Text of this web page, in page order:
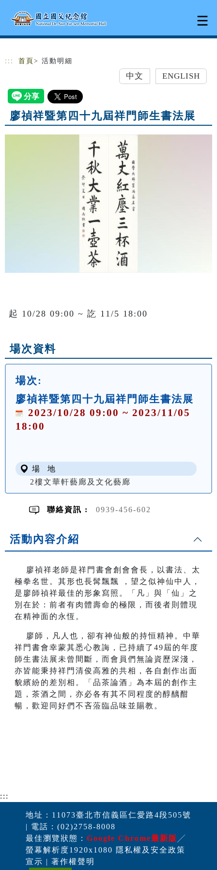
::: 首頁 > 活動明細
中文 ENGLISH
廖禎祥暨第四十九屆祥門師生書法展
起 10/28 09:00 ~ 訖 11/5 18:00
場次資料
場次:
廖禎祥暨第四十九屆祥門師生書法展
2023/10/28 09:00 ~ 2023/11/05
18:00
場 地
2樓文華軒藝廊及文化藝廊
聯絡資訊 : 0939-456-602
活動內容介紹
廖禎祥老師是祥門書會創會會長，以書法、太
極拳名世。其形也長髯飄飄 ，望之似神仙中人，
是廖師禎祥最佳的形象寫照。「凡」與「仙」之
別在於：前者有肉體壽命的極限，而後者則體現
在精神面的永恆。
廖師，凡人也，卻有神仙般的持恒精神。中華
祥門書會幸蒙其悉心教誨，已持續了49屆的年度
師生書法展未曾間斷，而會員們無論資歷深淺，
亦皆能秉持祥門清俊高雅的共相，各自創作出面
貌繽紛的差別相。「品茶論酒」為本屆的創作主
題，茶酒之間，亦必各有其不同程度的醇醨酣
暢，歡迎同好們不吝蒞臨品味並賜教。
:::
地址：11073臺北市信義區仁愛路4段505號
| 電話：(02)2758-8008
最佳瀏覽狀態： Google Chrome最新版 ╱
螢幕解析度1920x1080 隱私權及安全政策
宣示 | 著作權聲明